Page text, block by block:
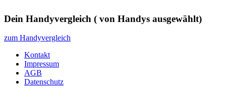
Dein Handyvergleich ( von Handys ausgewählt)
zum Handyvergleich
Kontakt
Impressum
AGB
Datenschutz